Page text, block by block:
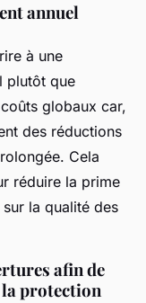
annuel
à une
plutôt que
globaux car,
des réductions
Cela
réduire la prime
la qualité des
afin de
protection